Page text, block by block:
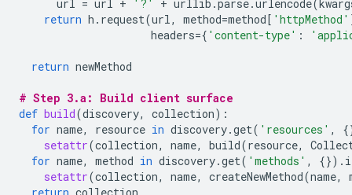
url = url + '?' + urllib .parse.urlencode(
return h . request(url, method=method[ 'httpMethod'
headers={ 'content-type' :
return newMethod
# Step 3.a: Build client surface
def build(discovery, collection):
for name, resource in discovery.get( 'resources' ,
setattr(collection, name, build(resource,
for name, method in discovery.get( 'methods' , {}) .
setattr(collection, name, createNewMethod(name,